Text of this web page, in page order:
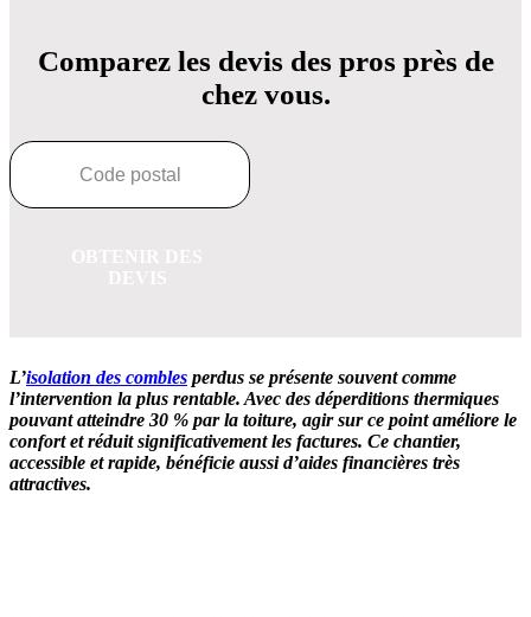
Comparez les devis des pros près de
chez vous.
L’isolation des combles perdus se présente souvent comme
l’intervention la plus rentable. Avec des déperditions thermiques
pouvant atteindre 30 % par la toiture, agir sur ce point améliore le
confort et réduit significativement les factures. Ce chantier,
accessible et rapide, bénéficie aussi d’aides financières très
attractives.